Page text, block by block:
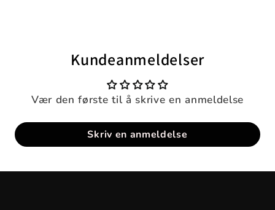
Kundeanmeldelser
Vær den første til å skrive en anmeldelse
Skriv en anmeldelse